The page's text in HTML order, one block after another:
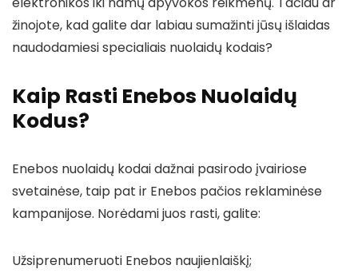
žinojote, kad galite dar labiau sumažinti jūsų išlaidas
naudodamiesi specialiais nuolaidų kodais?
Kaip Rasti Enebos Nuolaidų
Kodus?
Enebos nuolaidų kodai dažnai pasirodo įvairiose
svetainėse, taip pat ir Enebos pačios reklaminėse
kampanijose. Norėdami juos rasti, galite:
Užsiprenumeruoti Enebos naujienlaiškį;